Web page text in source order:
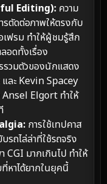
Editing): ความ
ตัดต่อภาพให้ตรงกับ
เฟรม ทำให้ผู้ชมรู้สึก
อดทั้งเรื่อง
รวมตัวของนักแสดง
ละ Kevin Spacey
Elgort ทำให้
การใช้เทปคาส
รถไล่ล่าที่ใช้รถจริง
มากเกินไป ทำให้
หาได้ยากในยุคนี้